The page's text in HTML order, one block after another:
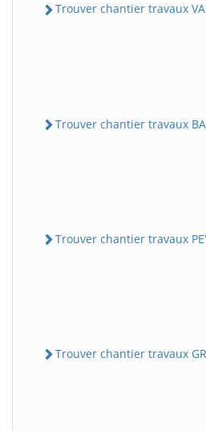
Trouver chantier travaux
Trouver chantier travaux
Trouver chantier travaux
Trouver chantier travaux